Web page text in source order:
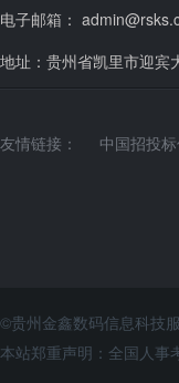
电子邮箱：
地址：贵州省凯里市迎宾
友情链接： 中国招投
©贵州金鑫数码信息科技
本站郑重声明：全国人事